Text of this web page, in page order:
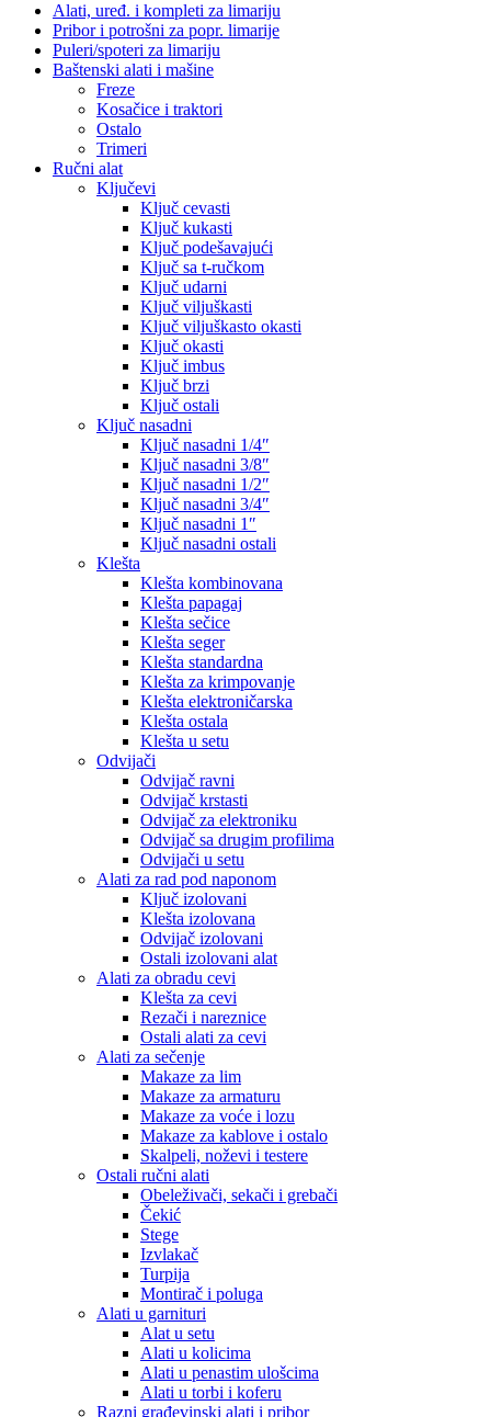
Alati, uređ. i kompleti za limariju
Pribor i potrošni za popr. limarije
Puleri/spoteri za limariju
Baštenski alati i mašine
Freze
Kosačice i traktori
Ostalo
Trimeri
Ručni alat
Ključevi
Ključ cevasti
Ključ kukasti
Ključ podešavajući
Ključ sa t-ručkom
Ključ udarni
Ključ viljuškasti
Ključ viljuškasto okasti
Ključ okasti
Ključ imbus
Ključ brzi
Ključ ostali
Ključ nasadni
Ključ nasadni 1/4″
Ključ nasadni 3/8″
Ključ nasadni 1/2″
Ključ nasadni 3/4″
Ključ nasadni 1″
Ključ nasadni ostali
Klešta
Klešta kombinovana
Klešta papagaj
Klešta sečice
Klešta seger
Klešta standardna
Klešta za krimpovanje
Klešta elektroničarska
Klešta ostala
Klešta u setu
Odvijači
Odvijač ravni
Odvijač krstasti
Odvijač za elektroniku
Odvijač sa drugim profilima
Odvijači u setu
Alati za rad pod naponom
Ključ izolovani
Klešta izolovana
Odvijač izolovani
Ostali izolovani alat
Alati za obradu cevi
Klešta za cevi
Rezači i nareznice
Ostali alati za cevi
Alati za sečenje
Makaze za lim
Makaze za armaturu
Makaze za voće i lozu
Makaze za kablove i ostalo
Skalpeli, noževi i testere
Ostali ručni alati
Obeleživači, sekači i grebači
Čekić
Stege
Izvlakač
Turpija
Montirač i poluga
Alati u garnituri
Alat u setu
Alati u kolicima
Alati u penastim ulošcima
Alati u torbi i koferu
Razni građevinski alati i pribor